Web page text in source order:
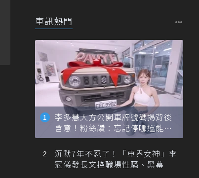
車訊熱門
李多慧大方公開車牌號碼揭背後
含意！粉絲讚：忘記停哪還能幫
忙找車
沉默7年不忍了！「車界女神」李
冠儀發長文控職場性騷、黑幕